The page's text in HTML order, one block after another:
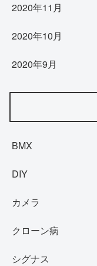
2020年11月
2020年10月
2020年9月
BMX
DIY
カメラ
クローン病
シグナス